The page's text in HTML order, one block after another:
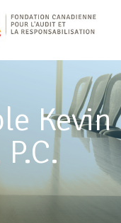
Kevin